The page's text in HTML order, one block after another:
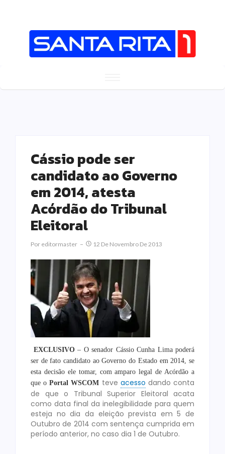
Cássio pode ser
candidato ao Governo
em 2014, atesta
Acórdão do Tribunal
Eleitoral
Por Editormaster 12 De Novembro De 2013
EXCLUSIVO– O senador Cássio Cunha Lima poderá
ser de fato candidato ao Governo do Estado em 2014, se
esta decisão ele tomar, com amparo legal de Acórdão a
que oPortal WSCOM teve acesso dando conta
de que o Tribunal Superior Eleitoral acata
como data final da inelegibilidade para quem
esteja no dia da eleição prevista em 5 de
Outubro de 2014 com sentença cumprida em
período anterior, no caso dia 1 de Outubro.